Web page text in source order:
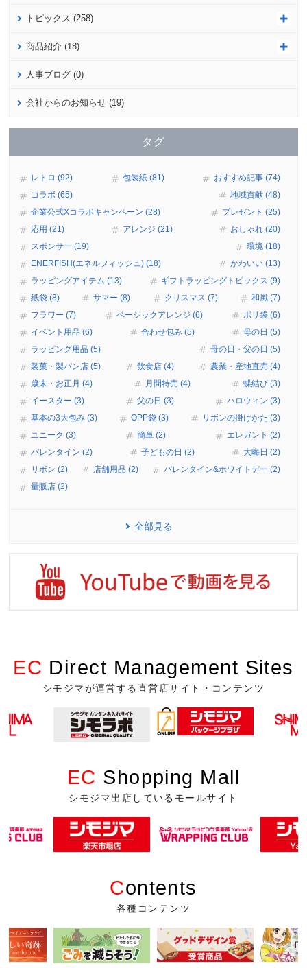
トピックス (258)
商品紹介 (18)
人事ブログ (0)
会社からのお知らせ (19)
タグ
レトロ (92) 包装紙 (81)
おすすめ記事 (74)
コラボ (65)
地域貢献 (48)
企業公式Xコラボキャンペーン (28)
プレゼント (25)
応用 (21)
アレンジ (21)
おしゃれ (20)
スポンサー (19)
環境 (18)
ENERFISH(エネルフィッシュ) (18)
かわいい (13)
ラッピングアイテム (13)
ギフトラッピングトピックス (9)
紙袋 (8)
サマー (8) クリスマス (7)
和風 (7)
フラワー (7)
ベーシックアレンジ (6)
ポリ袋 (6)
イベント用品 (6)
合わせ包み (5)
母の日 (5)
ラッピング用品 (5)
母の日・父の日 (5)
製菓・製パン店 (5)
飲食店 (4)
農業・産地直売 (4)
歳末・お正月 (4)
月間特売 (4)
蝶結び (3)
イースター (3)
父の日 (3)
ハロウィン (3)
基本の3大包み (3)
OPP袋 (3)
リボンの掛けかた (3)
ユニーク (3)
簡単 (2)
エレガント (2)
バレンタイン (2)
子どもの日 (2)
大晦日 (2)
リボン (2)
店舗用品 (2)
バレンタイン&ホワイトデー (2)
量販店 (2)
全部見る
EC Direct Management Sites
シモジマが運営する直営店サイト・コンテンツ
EC Shopping Mall
シモジマ出店しているモールサイト
Contents
各種コンテンツ